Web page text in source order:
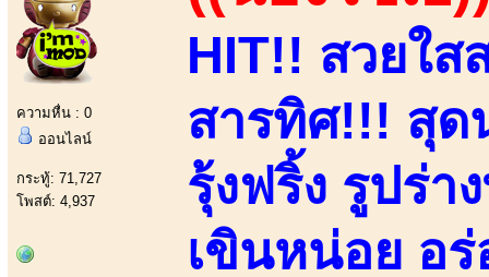
ความหื่น : 0
ออนไลน์
กระทู้: 71,727
โพสต์: 4,937
HIT!! สวยใ
สารทิศ!!! สุด
รุ้งฟริ้ง รูปร่
เขินหน่อย อ